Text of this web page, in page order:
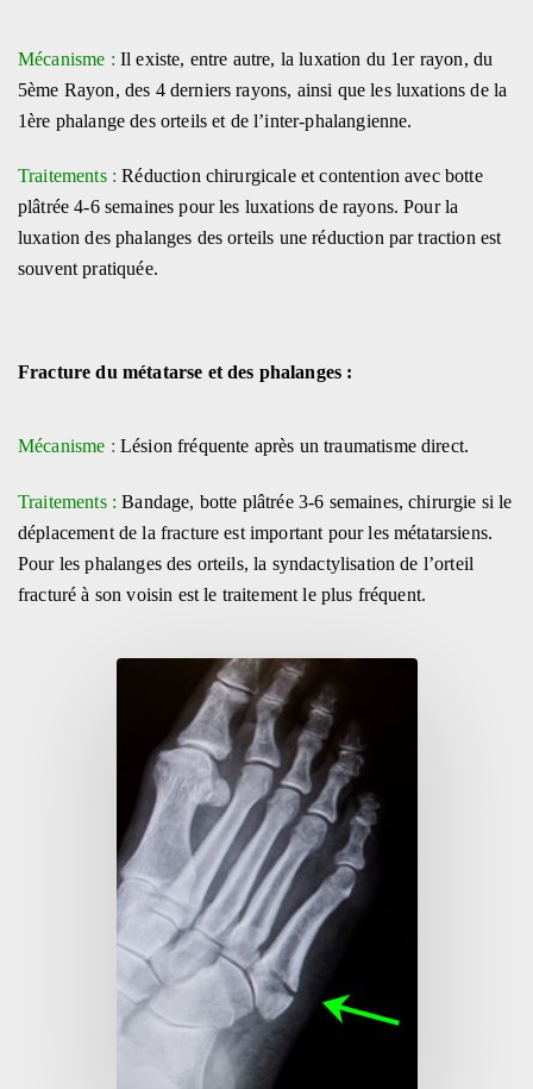
Mécanisme : Il existe, entre autre, la luxation du 1er rayon, du
5ème Rayon, des 4 derniers rayons, ainsi que les luxations de la
1ère phalange des orteils et de l’inter-phalangienne.
Traitements : Réduction chirurgicale et contention avec botte
plâtrée 4-6 semaines pour les luxations de rayons. Pour la
luxation des phalanges des orteils une réduction par traction est
souvent pratiquée.
Fracture du métatarse et des phalanges :
Mécanisme : Lésion fréquente après un traumatisme direct.
Traitements : Bandage, botte plâtrée 3-6 semaines, chirurgie si le
déplacement de la fracture est important pour les métatarsiens.
Pour les phalanges des orteils, la syndactylisation de l’orteil
fracturé à son voisin est le traitement le plus fréquent.